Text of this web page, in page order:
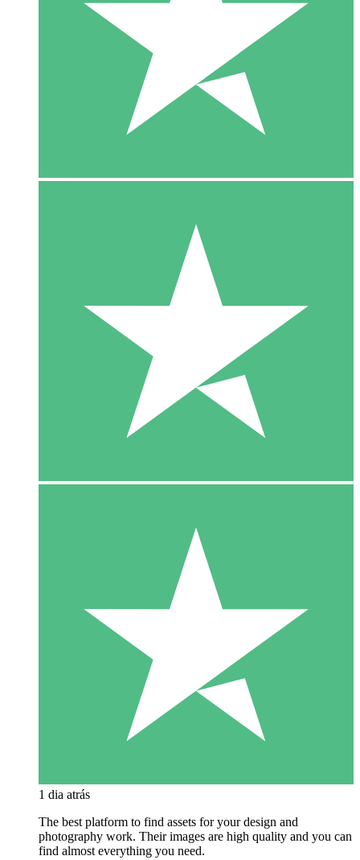
1 dia atrás
The best platform to find assets for your design and
photography work. Their images are high quality and you can
find almost everything you need.